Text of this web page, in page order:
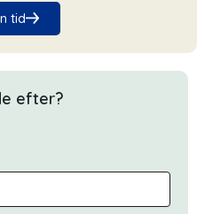
tid
efter?